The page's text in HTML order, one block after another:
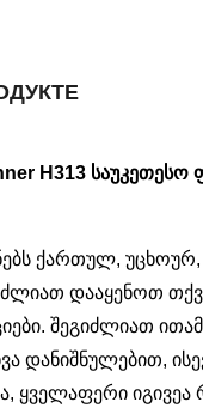
H313 საუკეთესო
ქართულ,
დააყენოთ
შეგიძლიათ
დანიშნულებით,
ყველაფერი